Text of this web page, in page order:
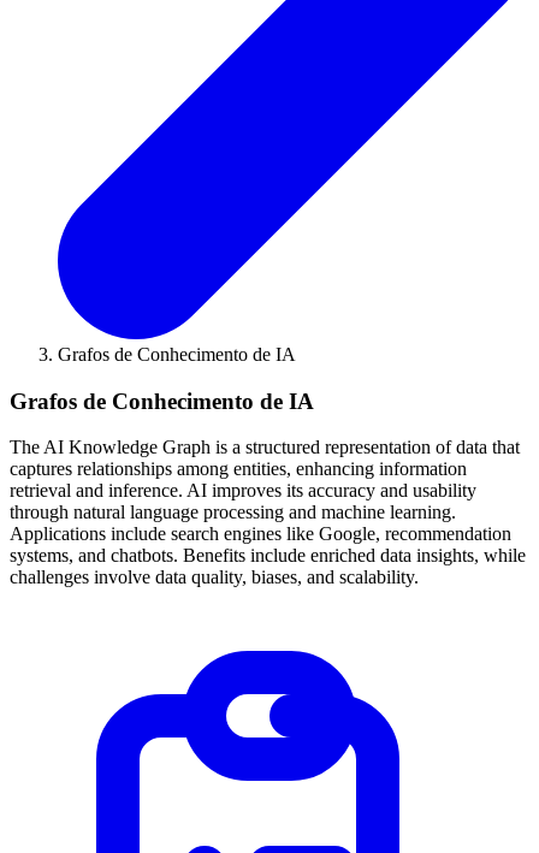
Grafos de Conhecimento de IA
Grafos de Conhecimento de IA
The AI Knowledge Graph is a structured representation of data that
captures relationships among entities, enhancing information
retrieval and inference. AI improves its accuracy and usability
through natural language processing and machine learning.
Applications include search engines like Google, recommendation
systems, and chatbots. Benefits include enriched data insights, while
challenges involve data quality, biases, and scalability.